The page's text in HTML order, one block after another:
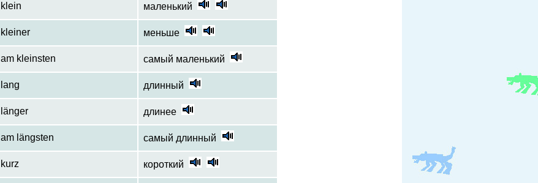
klein маленький
kleiner меньше
am kleinsten самый маленький
lang длинный
länger длинее
am längsten самый длинный
kurz короткий